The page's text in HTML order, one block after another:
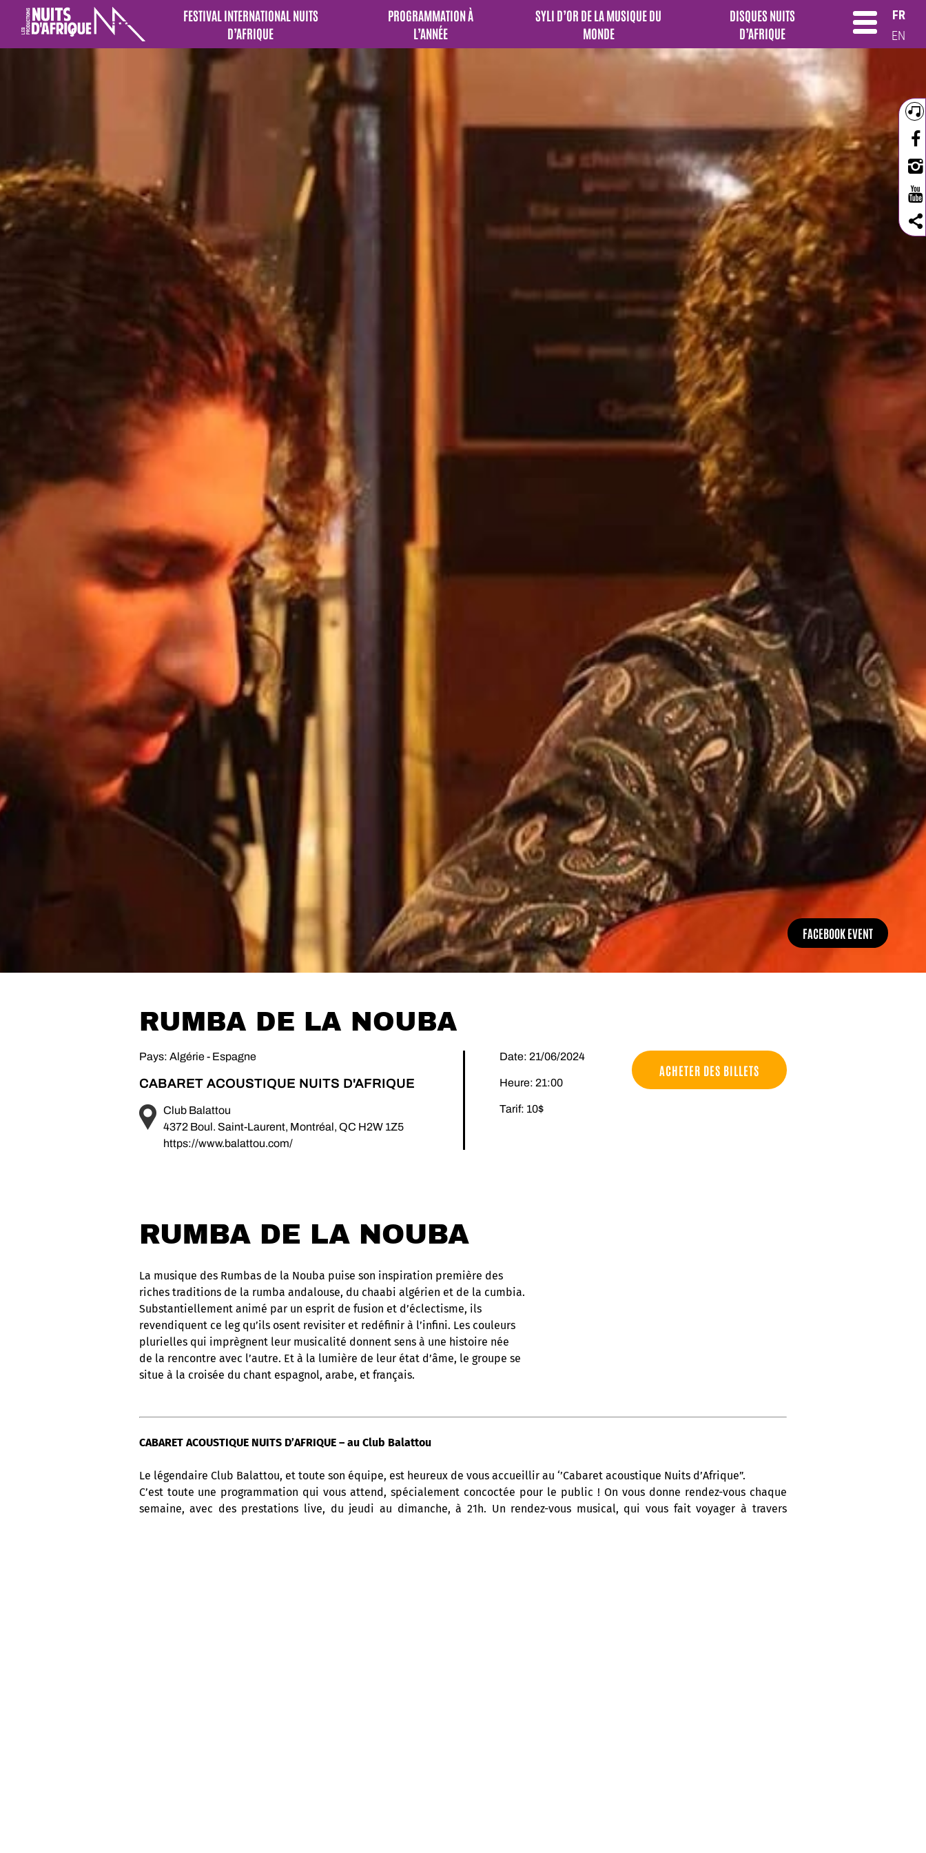
FESTIVAL INTERNATIONAL NUITS
D’AFRIQUE
PROGRAMMATION À
L’ANNÉE
SYLI D’OR DE LA MUSIQUE DU
MONDE
DISQUES NUITS
D’AFRIQUE
FR
EN
FACEBOOK EVENT
RUMBA DE LA NOUBA
Pays: Algérie - Espagne
CABARET ACOUSTIQUE NUITS D'AFRIQUE
Club Balattou
4372 Boul. Saint-Laurent, Montréal, QC H2W 1Z5
https://www.balattou.com/
Date: 21/06/2024
Heure: 21:00
Tarif: 10$
ACHETER DES BILLETS
RUMBA DE LA NOUBA
La musique des Rumbas de la Nouba puise son inspiration première des
riches traditions de la rumba andalouse, du chaabi algérien et de la cumbia.
Substantiellement animé par un esprit de fusion et d’éclectisme, ils
revendiquent ce leg qu’ils osent revisiter et redéfinir à l’infini. Les couleurs
plurielles qui imprègnent leur musicalité donnent sens à une histoire née
de la rencontre avec l’autre. Et à la lumière de leur état d’âme, le groupe se
situe à la croisée du chant espagnol, arabe, et français.
CABARET ACOUSTIQUE NUITS D’AFRIQUE – au Club Balattou
Le légendaire Club Balattou, et toute son équipe, est heureux de vous accueillir au ‘’Cabaret acoustique Nuits d’Afrique”.
C’est toute une programmation qui vous attend, spécialement concoctée pour le public ! On vous donne rendez-vous chaque
semaine, avec des prestations live, du jeudi au dimanche, à 21h. Un rendez-vous musical, qui vous fait voyager à travers